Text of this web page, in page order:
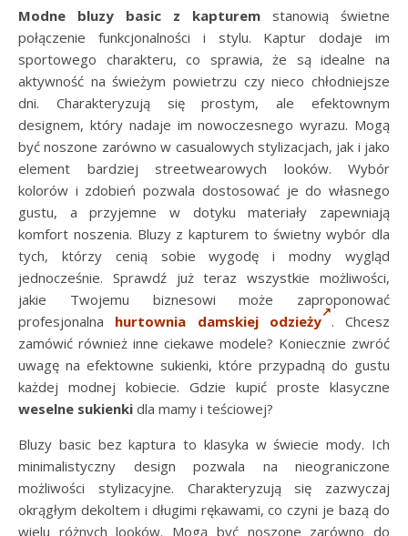
Modne bluzy basic z kapturem stanowią świetne
połączenie funkcjonalności i stylu. Kaptur dodaje im
sportowego charakteru, co sprawia, że są idealne na
aktywność na świeżym powietrzu czy nieco chłodniejsze
dni. Charakteryzują się prostym, ale efektownym
designem, który nadaje im nowoczesnego wyrazu. Mogą
być noszone zarówno w casualowych stylizacjach, jak i jako
element bardziej streetwearowych looków. Wybór
kolorów i zdobień pozwala dostosować je do własnego
gustu, a przyjemne w dotyku materiały zapewniają
komfort noszenia. Bluzy z kapturem to świetny wybór dla
tych, którzy cenią sobie wygodę i modny wygląd
jednocześnie. Sprawdź już teraz wszystkie możliwości,
jakie Twojemu biznesowi może zaproponować
profesjonalna hurtownia damskiej odzieży . Chcesz
zamówić również inne ciekawe modele? Koniecznie zwróć
uwagę na efektowne sukienki, które przypadną do gustu
każdej modnej kobiecie. Gdzie kupić proste klasyczne
weselne sukienki dla mamy i teściowej?
Bluzy basic bez kaptura to klasyka w świecie mody. Ich
minimalistyczny design pozwala na nieograniczone
możliwości stylizacyjne. Charakteryzują się zazwyczaj
okrągłym dekoltem i długimi rękawami, co czyni je bazą do
wielu różnych looków. Mogą być noszone zarówno do